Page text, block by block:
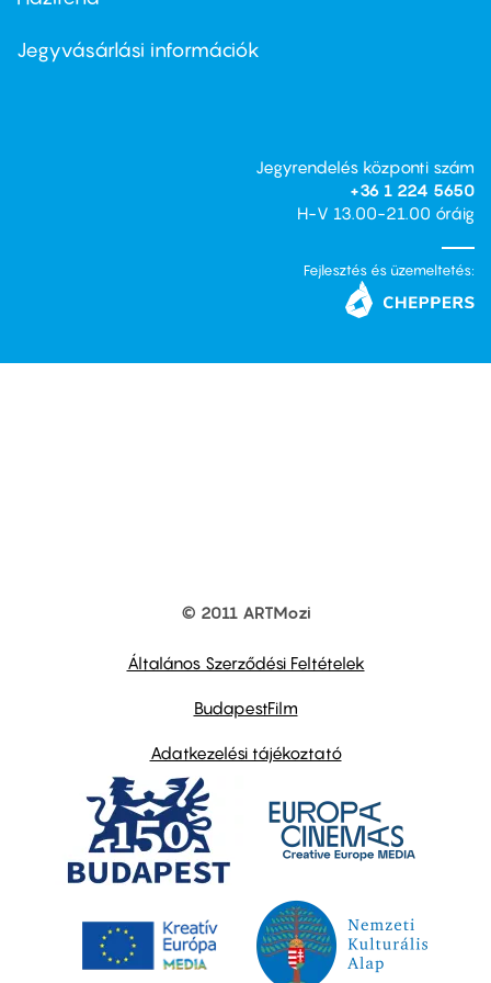
second
Jegyvásárlási információk
Jegyrendelés központi szám
+36 1 224 5650
H-V 13.00-21.00 óráig
Fejlesztés és üzemeltetés:
© 2011 ARTMozi
Általános Szerződési Feltételek
BudapestFilm
Adatkezelési tájékoztató